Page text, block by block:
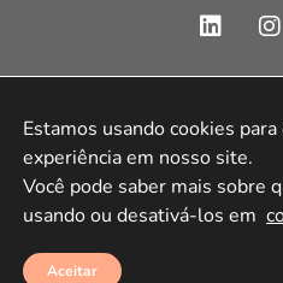
Estamos usando cookies
experiência em nosso site.
Você pode saber mais sobre
usando ou desativá-los em
Aceitar